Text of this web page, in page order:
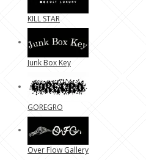
KILL STAR
Junk Box Key
GOREGRO
Over Flow Gallery